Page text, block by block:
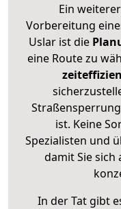
Ein
Vorbereitung
Uslar ist die
eine Route zu
ist. Keine
Spezialisten und
damit Sie sich
In der Tat gibt